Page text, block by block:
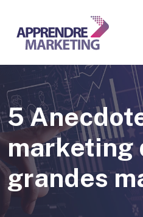
5
marketing
grandes